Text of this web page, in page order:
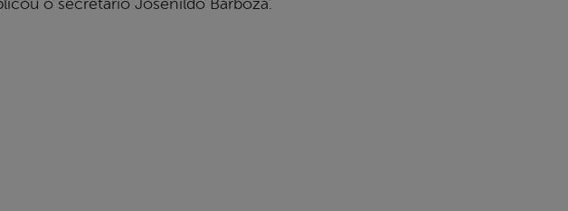
o secretário Josenildo Barboza.